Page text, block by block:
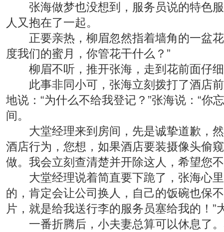
张海做梦也没想到，服务员说的特色服
人又抱在了一起。
正要亲热，柳眉忽然指着墙角的一盆花
度我们的蜜月，你管花干什么？”
柳眉不听，推开张海，走到花前面仔细
此事非同小可，张海立刻拨打了酒店前
地说：“为什么不给我登记？”张海说：“
间。
大堂经理来到房间，先是诚挚道歉，然
酒店行为，您想，如果酒店要装摄像头偷
做。我会立刻查清楚并开除这人，希望您
大堂经理说着简直要下跪了，张海心里
的，肯定会让公司换人，自己的饭碗也保
片，就是给我送行李的服务员塞给我的！
一番折腾后，小夫妻总算可以休息了。